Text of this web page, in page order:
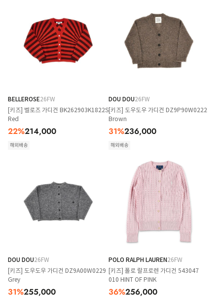
BELLEROSE26FW
[키즈] 벨로즈 가디건 BK262903K1822S
Red
22%214,000
해외배송
DOU DOU26FW
[키즈] 도우도우 가디건 DZ9P90W0222
Brown
31%236,000
해외배송
DOU DOU26FW
[키즈] 도우도우 가디건 DZ9A00W0229
Grey
31%255,000
POLO RALPH LAUREN26FW
[키즈] 폴로 랄프로렌 가디건 543047
010 HINT OF PINK
36%256,000